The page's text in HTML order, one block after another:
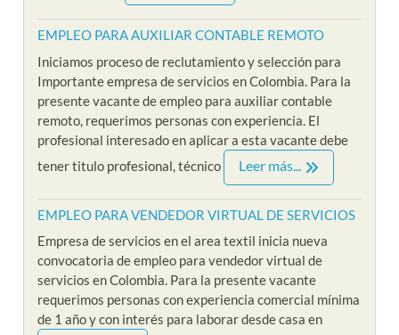
EMPLEO PARA AUXILIAR CONTABLE REMOTO
Iniciamos proceso de reclutamiento y selección para
Importante empresa de servicios en Colombia. Para la
presente vacante de empleo para auxiliar contable
remoto, requerimos personas con experiencia. El
profesional interesado en aplicar a esta vacante debe
tener titulo profesional, técnico
Leer más...
EMPLEO PARA VENDEDOR VIRTUAL DE SERVICIOS
Empresa de servicios en el area textil inicia nueva
convocatoria de empleo para vendedor virtual de
servicios en Colombia. Para la presente vacante
requerimos personas con experiencia comercial mínima
de 1 año y con interés para laborar desde casa en